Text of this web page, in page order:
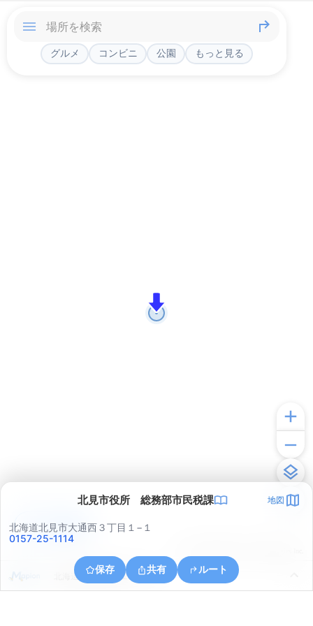
グルメ コンビニ 公園 もっと見る
北見市役所 総務部市民税課 地図
北海道北見市大通西３丁目１−１
0157-25-1114
保存 共有 ルート
北海道北見市南町２丁目２
アプリで見る